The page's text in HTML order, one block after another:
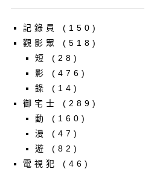
記錄員
(150)
觀影眾
(518)
短
(28)
影
(476)
錄
(14)
御宅士
(289)
動
(160)
漫
(47)
遊
(82)
電視犯
(46)